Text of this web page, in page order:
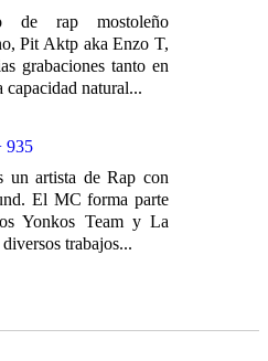
de rap mostoleño
Pit Aktp aka Enzo T,
grabaciones tanto en
capacidad natural...
935
artista de Rap con
El MC forma parte
Yonkos Team y La
trabajos...